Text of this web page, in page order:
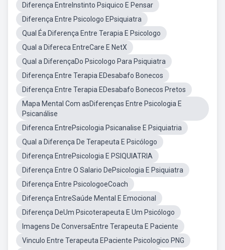
Diferença EntreInstinto Psiquico E Pensar
Diferença Entre Psicologo EPsiquiatra
Qual Éa Diferença Entre Terapia E Psicologo
Qual a Difereca EntreCare E NetX
Qual a DiferençaDo Psicologo Para Psiquiatra
Diferença Entre Terapia EDesabafo Bonecos
Diferença Entre Terapia EDesabafo Bonecos Pretos
Mapa Mental Com asDiferenças Entre Psicologia E
Psicanálise
Diferenca EntrePsicologia Psicanalise E Psiquiatria
Qual a Diferença De Terapeuta E Psicólogo
Diferença EntrePsicologia E PSIQUIATRIA
Diferença Entre O Salario DePsicologia E Psiquiatra
Diferença Entre PsicologoeCoach
Diferença EntreSaúde Mental E Emocional
Diferença DeUm Psicoterapeuta E Um Psicólogo
Imagens De ConversaEntre Terapeuta E Paciente
Vinculo Entre Terapeuta EPaciente Psicologico PNG